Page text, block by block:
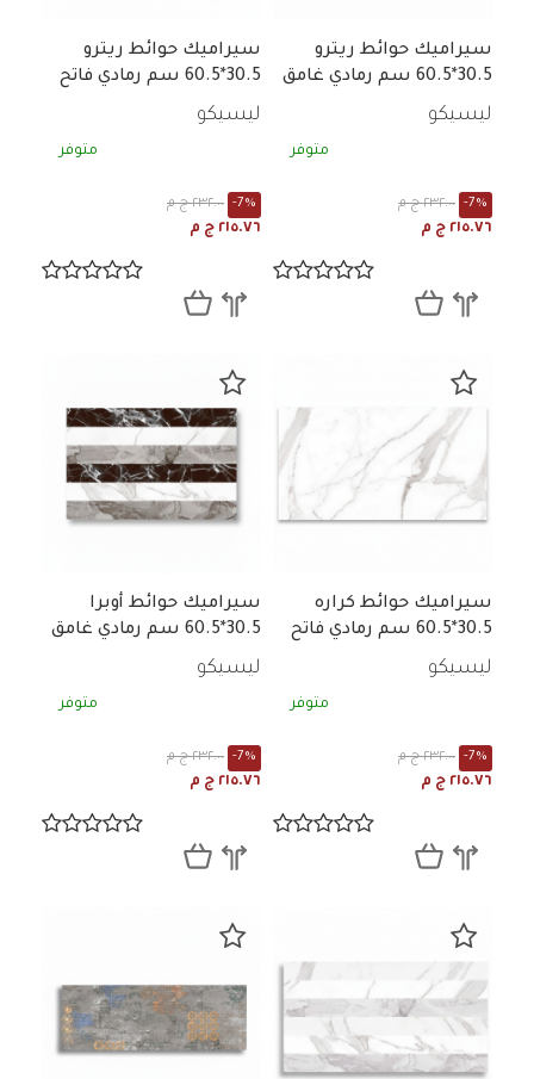
سيراميك حوائط ريترو
30.5*60.5 سم رمادي غامق
رخامي لامع
ليسيكو
متوفر
٢٣٢.٠٠ ج م -7%
٢١٥.٧٦ ج م
سيراميك حوائط ريترو
30.5*60.5 سم رمادي فاتح
رخامي لامع
ليسيكو
متوفر
٢٣٢.٠٠ ج م -7%
٢١٥.٧٦ ج م
سيراميك حوائط كراره
30.5*60.5 سم رمادي فاتح
رخامي لامع
ليسيكو
متوفر
٢٣٢.٠٠ ج م -7%
٢١٥.٧٦ ج م
سيراميك حوائط أوبرا
30.5*60.5 سم رمادي غامق
رخامي لامع
ليسيكو
متوفر
٢٣٢.٠٠ ج م -7%
٢١٥.٧٦ ج م